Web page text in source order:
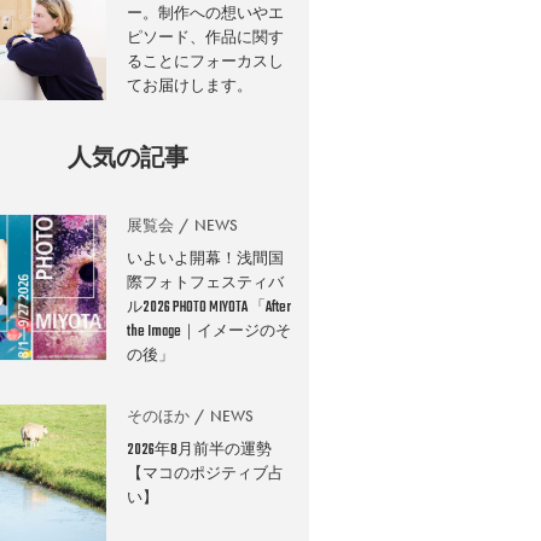
ー。制作への想いやエ
ピソード、作品に関す
ることにフォーカスし
てお届けします。
人気の記事
展覧会 NEWS
いよいよ開幕！浅間国
際フォトフェスティバ
ル2026 PHOTO MIYOTA 「After
the Image｜イメージのそ
の後」
そのほか NEWS
2026年8月前半の運勢
【マコのポジティブ占
い】